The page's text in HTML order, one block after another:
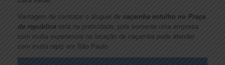
Vantagem de contratar o aluguel de caçamba entulho no Praça
da republica está na praticidade, pois somente uma empresa
com muita experiencia na locação de caçamba pode atender
com muita rapiz em São Paulo